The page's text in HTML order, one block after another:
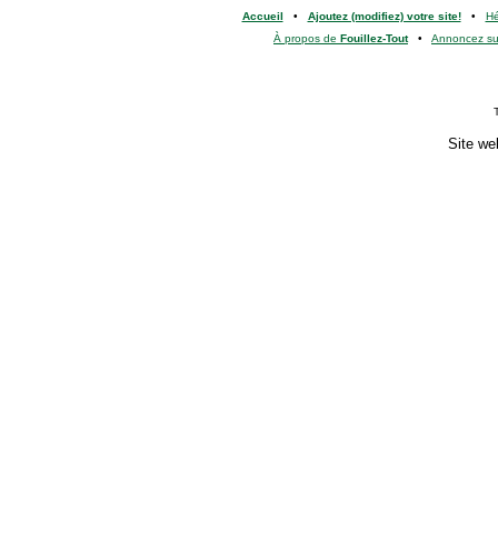
Accueil • Ajoutez (modifiez) votre site!•
À propos de Fouillez-Tout• Annoncez
Site